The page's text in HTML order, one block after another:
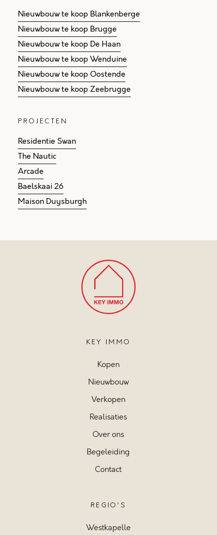
Nieuwbouw te koop Blankenberge
Nieuwbouw te koop Brugge
Nieuwbouw te koop De Haan
Nieuwbouw te koop Wenduine
Nieuwbouw te koop Oostende
Nieuwbouw te koop Zeebrugge
PROJECTEN
Residentie Swan
The Nautic
Arcade
Baelskaai 26
Maison Duysburgh
KEY IMMO
Kopen
Nieuwbouw
Verkopen
Realisaties
Over ons
Begeleiding
Contact
REGIO'S
Westkapelle